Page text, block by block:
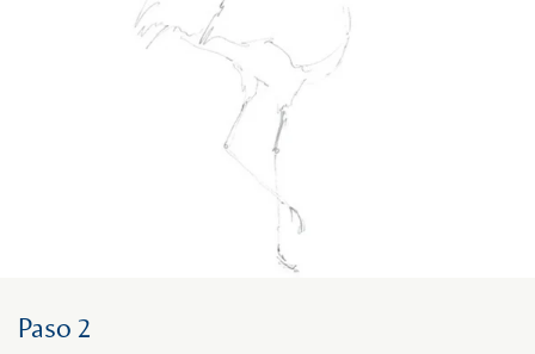
Paso 2